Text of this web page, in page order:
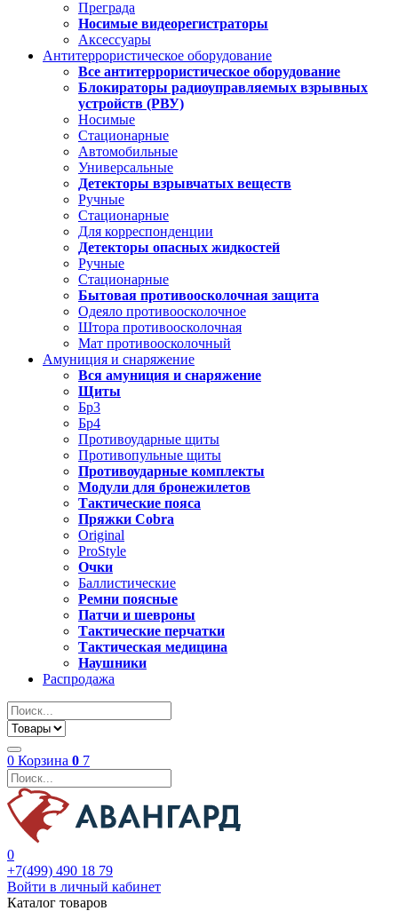
Преграда
Носимые видеорегистраторы
Аксессуары
Антитеррористическое оборудование
Все антитеррористическое оборудование
Блокираторы радиоуправляемых взрывных
устройств (РВУ)
Носимые
Стационарные
Автомобильные
Универсальные
Детекторы взрывчатых веществ
Ручные
Стационарные
Для корреспонденции
Детекторы опасных жидкостей
Ручные
Стационарные
Бытовая противоосколочная защита
Одеяло противоосколочное
Штора противоосколочная
Мат противоосколочный
Амуниция и снаряжение
Вся амуниция и снаряжение
Щиты
Бр3
Бр4
Противоударные щиты
Противопульные щиты
Противоударные комплекты
Модули для бронежилетов
Тактические пояса
Пряжки Cobra
Original
ProStyle
Очки
Баллистические
Ремни поясные
Патчи и шевроны
Тактические перчатки
Тактическая медицина
Наушники
Распродажа
0 Корзина 0 7
0
+7(499) 490 18 79
Войти в личный кабинет
Каталог товаров